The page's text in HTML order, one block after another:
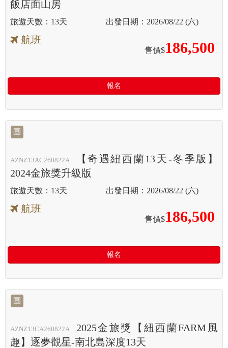
飯店面山房
13天 2026/08/22 (六)
航班
售價$186,500
報名
團
AZNZ13AC260822A
【奇遇紐西蘭13天-冬季版】
2024金旅獎升級版
13天 2026/08/22 (六)
航班
售價$186,500
報名
團
AZNZ13CA260822A
2025金旅獎【紐西蘭FARM風
趣】逐夢觀星-南北島深度13天